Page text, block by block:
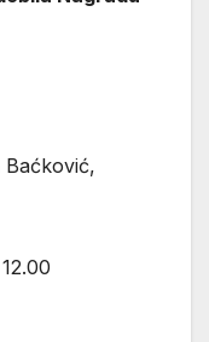
Baćković,